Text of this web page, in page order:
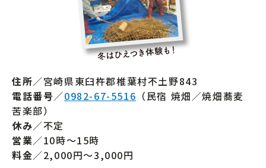
住所／宮崎県東臼杵郡椎葉村不土野843
電話番号／0982-67-5516 （民宿 焼畑／焼畑蕎麦
苦楽部）
休み／不定
営業／10時～15時
料金／2,000円～3,000円